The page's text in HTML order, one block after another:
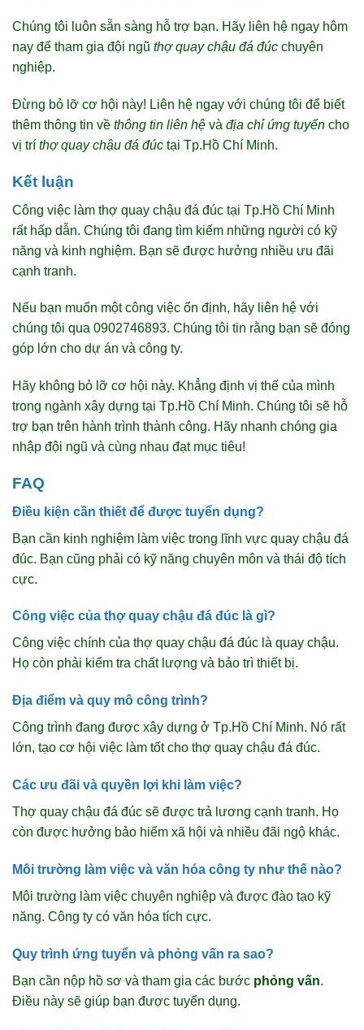
Chúng tôi luôn sẵn sàng hỗ trợ bạn. Hãy liên hệ ngay hôm
nay để tham gia đội ngũ thợ quay chậu đá đúc chuyên
nghiệp.
Đừng bỏ lỡ cơ hội này! Liên hệ ngay với chúng tôi để biết
thêm thông tin về thông tin liên hệ và địa chỉ ứng tuyển cho
vị trí thợ quay chậu đá đúc tại Tp.Hồ Chí Minh.
Kết luận
Công việc làm thợ quay chậu đá đúc tại Tp.Hồ Chí Minh
rất hấp dẫn. Chúng tôi đang tìm kiếm những người có kỹ
năng và kinh nghiệm. Bạn sẽ được hưởng nhiều ưu đãi
cạnh tranh.
Nếu bạn muốn một công việc ổn định, hãy liên hệ với
chúng tôi qua 0902746893. Chúng tôi tin rằng bạn sẽ đóng
góp lớn cho dự án và công ty.
Hãy không bỏ lỡ cơ hội này. Khẳng định vị thế của mình
trong ngành xây dựng tại Tp.Hồ Chí Minh. Chúng tôi sẽ hỗ
trợ bạn trên hành trình thành công. Hãy nhanh chóng gia
nhập đội ngũ và cùng nhau đạt mục tiêu!
FAQ
Điều kiện cần thiết để được tuyển dụng?
Bạn cần kinh nghiệm làm việc trong lĩnh vực quay chậu đá
đúc. Bạn cũng phải có kỹ năng chuyên môn và thái độ tích
cực.
Công việc của thợ quay chậu đá đúc là gì?
Công việc chính của thợ quay chậu đá đúc là quay chậu.
Họ còn phải kiểm tra chất lượng và bảo trì thiết bị.
Địa điểm và quy mô công trình?
Công trình đang được xây dựng ở Tp.Hồ Chí Minh. Nó rất
lớn, tạo cơ hội việc làm tốt cho thợ quay chậu đá đúc.
Các ưu đãi và quyền lợi khi làm việc?
Thợ quay chậu đá đúc sẽ được trả lương cạnh tranh. Họ
còn được hưởng bảo hiểm xã hội và nhiều đãi ngộ khác.
Môi trường làm việc và văn hóa công ty như thế nào?
Môi trường làm việc chuyên nghiệp và được đào tạo kỹ
năng. Công ty có văn hóa tích cực.
Quy trình ứng tuyển và phỏng vấn ra sao?
Bạn cần nộp hồ sơ và tham gia các bước phỏng vấn.
Điều này sẽ giúp bạn được tuyển dụng.